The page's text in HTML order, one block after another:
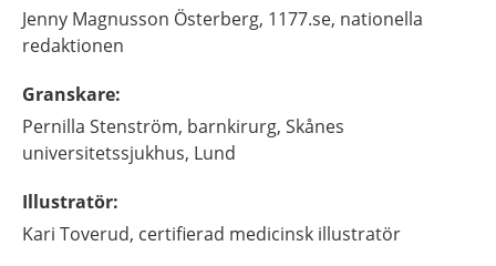
Jenny Magnusson Österberg, 1177.se, nationella
redaktionen
Granskare:
Pernilla Stenström, barnkirurg, Skånes
universitetssjukhus, Lund
Illustratör:
Kari Toverud, certifierad medicinsk illustratör